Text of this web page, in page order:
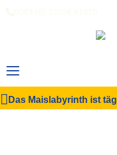
Das Maislabyrinth ist